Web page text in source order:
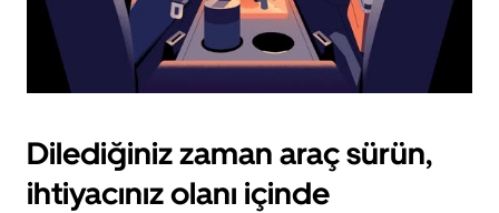
Dilediğiniz zaman araç sürün,
ihtiyacınız olanı içinde